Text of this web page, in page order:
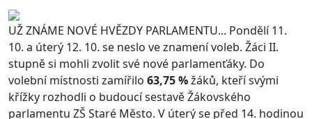
UŽ ZNÁME NOVÉ HVĚZDY PARLAMENTU... Pondělí 11.
10. a úterý 12. 10. se neslo ve znamení voleb. Žáci II.
stupně si mohli zvolit své nové parlamenťáky. Do
volební místnosti zamířilo 63,75 %žáků, kteří svými
křížky rozhodli o budoucí sestavě Žákovského
parlamentu ZŠ Staré Město. V úterý se před 14. hodinou